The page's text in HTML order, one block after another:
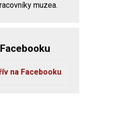
muzea.
na Facebooku